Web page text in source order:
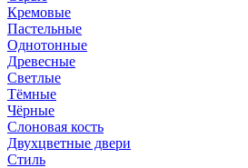
Кремовые
Пастельные
Однотонные
Древесные
Светлые
Тёмные
Чёрные
Слоновая кость
Двухцветные двери
Стиль